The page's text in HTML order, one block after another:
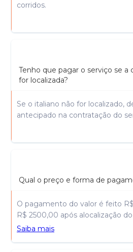
corridos.
Tenho que pagar o serviço se a
for localizada?
Se o italiano não for localizado,
antecipado na contratação do
Qual o preço e forma de
O pagamento do valor é feito
R$ 2500,00 após alocalização
Saiba mais